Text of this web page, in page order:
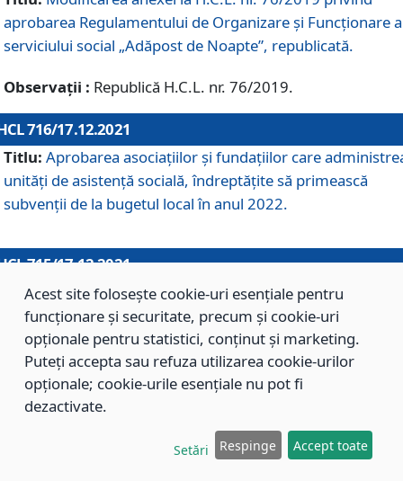
aprobarea Regulamentului de Organizare şi Funcționare
serviciului social „Adăpost de Noapte”, republicată.
Observații : Republică H.C.L. nr. 76/2019.
716/17.12.2021
Titlu: Aprobarea asociaţiilor şi fundaţiilor care
unităţi de asistenţă socială, îndreptăţite să primească
subvenţii de la bugetul local în anul 2022.
715/17.12.2021
Titlu: Aprobarea Planului de acţiuni sau lucrări de interes
local pentru anul 2022.
714/17.12.2021
Titlu: Modificarea Anexei la H.C.L. nr. 709/2020 privind
aprobarea Regulamentului de Organizare şi Funcţionare
Direcţiei de Asistenţă Socială Braşov.
Acest site folosește cookie-uri esențiale pentru
funcționare și securitate, precum și cookie-uri
opționale pentru statistici, conținut și marketing.
Puteți accepta sau refuza utilizarea cookie-urilor
opționale; cookie-urile esențiale nu pot fi
dezactivate.
Setări Respinge Accept toate